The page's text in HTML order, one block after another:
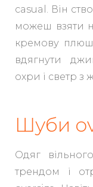
casual. Він
можеш взяти
кремову
вдягнути
охри і светр з
Шуби
Одяг
трендом і